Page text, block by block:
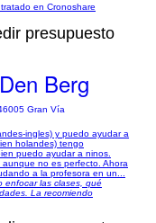
en Cronoshare
presupuesto
Berg
Gran Vía
ingles) y puedo ayudar a
holandes) tengo
puedo ayudar a ninos.
no es perfecto. Ahora
a la profesora en un...
enfocar las clases, qué
La recomiendo